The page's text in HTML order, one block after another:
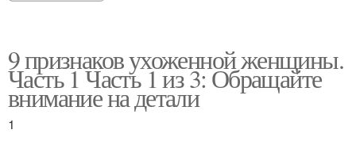
9 признаков ухоженной женщины.
Часть 1 Часть 1 из 3: Обращайте
внимание на детали
1